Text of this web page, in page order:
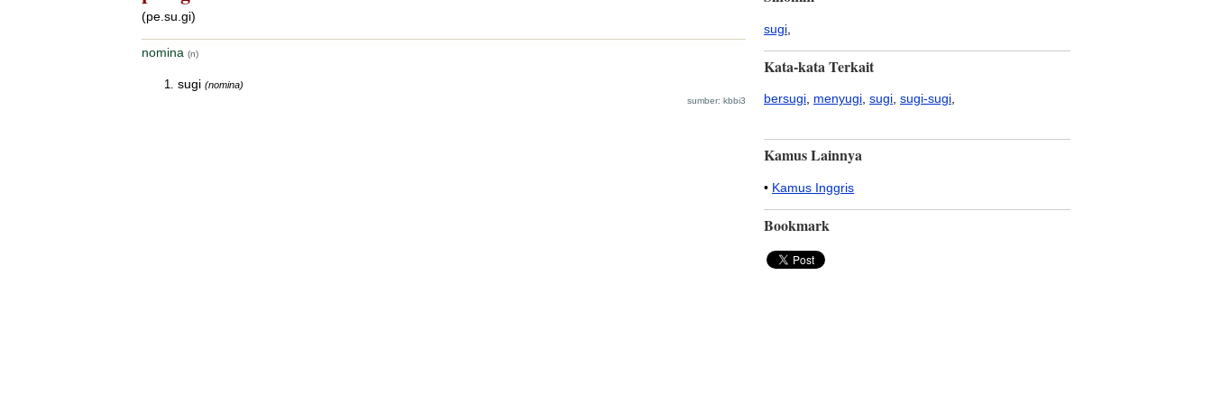
(pe.su.gi)
nomina (n)
sugi (nomina)
sumber: kbbi3
sugi
Kata-kata Terkait
bersugi menyugi sugi sugi-sugi
Kamus Lainnya
• Kamus Inggris
Bookmark